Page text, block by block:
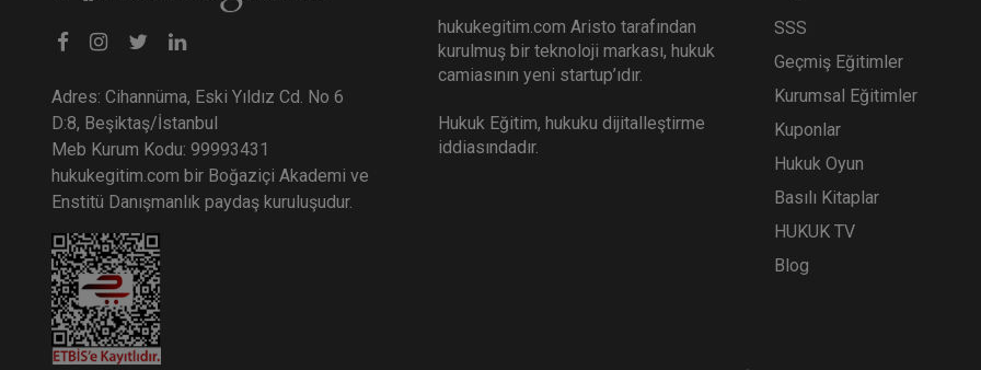
Adres: Cihannüma, Eski Yıldız Cd. No 6
D:8, Beşiktaş/İstanbul
Meb Kurum Kodu: 99993431
hukukegitim.com bir Boğaziçi Akademi ve
Enstitü Danışmanlık paydaş kuruluşudur.
hukukegitim.com Aristo tarafından
kurulmuş bir teknoloji markası, hukuk
camiasının yeni startup’ıdır.
Hukuk Eğitim, hukuku dijitalleştirme
iddiasındadır.
SSS
Geçmiş Eğitimler
Kurumsal Eğitimler
Kuponlar
Hukuk Oyun
Basılı Kitaplar
HUKUK TV
Blog